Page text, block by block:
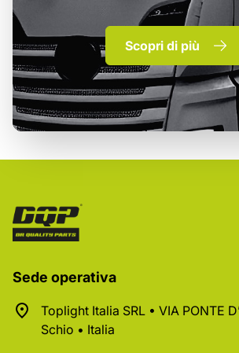
Scopri di più
Sede operativa
Toplight Italia SRL • VIA PONTE
Schio • Italia